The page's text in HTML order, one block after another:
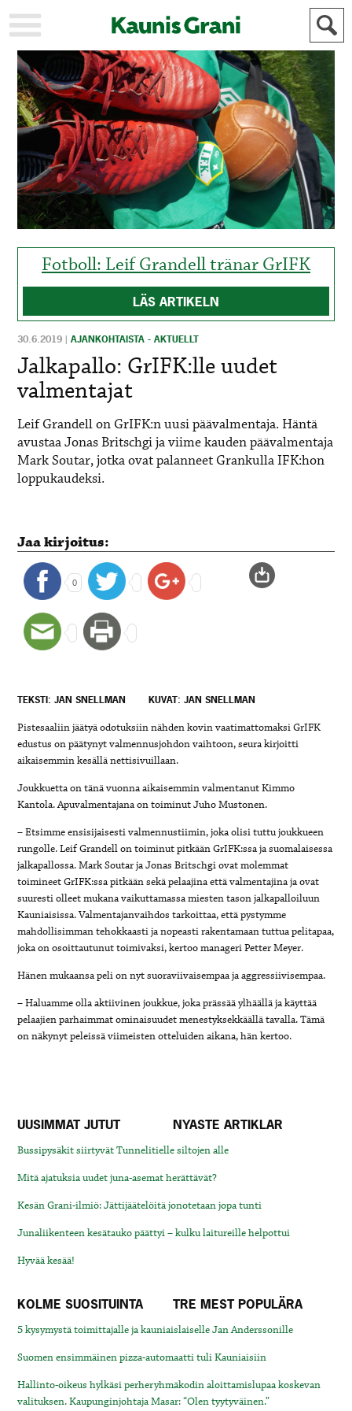
KAUPUNKI
STADEN
AJANKOHTAISTA
AKTUELLT
URHEILU
IDROTT
KULTTUURI
KULTUR
HISTORIA
HISTORIA
YLEINEN
ALLMÄN
MAINOSTAJILLE
FÖR
ANNONSÖRER
Fotboll: Leif Grandell tränar GrIFK
LÄS ARTIKELN
30.6.2019 |AJANKOHTAISTA - AKTUELLT
Jalkapallo: GrIFK:lle uudet
valmentajat
Leif Grandell on GrIFK:n uusi päävalmentaja. Häntä
avustaa Jonas Britschgi ja viime kauden päävalmentaja
Mark Soutar, jotka ovat palanneet Grankulla IFK:hon
loppukaudeksi.
Jaa kirjoitus:
0
TEKSTI: JAN SNELLMAN KUVAT: JAN SNELLMAN
Pistesaaliin jäätyä odotuksiin nähden kovin vaatimattomaksi GrIFK
edustus on päätynyt valmennusjohdon vaihtoon, seura kirjoitti
aikaisemmin kesällä nettisivuillaan.
Joukkuetta on tänä vuonna aikaisemmin valmentanut Kimmo
Kantola. Apuvalmentajana on toiminut Juho Mustonen.
– Etsimme ensisijaisesti valmennustiimin, joka olisi tuttu joukkueen
rungolle. Leif Grandell on toiminut pitkään GrIFK:ssa ja suomalaisessa
jalkapallossa. Mark Soutar ja Jonas Britschgi ovat molemmat
toimineet GrIFK:ssa pitkään sekä pelaajina että valmentajina ja ovat
suuresti olleet mukana vaikuttamassa miesten tason jalkapalloiluun
Kauniaisissa. Valmentajanvaihdos tarkoittaa, että pystymme
mahdollisimman tehokkaasti ja nopeasti rakentamaan tuttua pelitapaa,
joka on osoittautunut toimivaksi, kertoo manageri Petter Meyer.
Hänen mukaansa peli on nyt suoraviivaisempaa ja aggressiivisempaa.
– Haluamme olla aktiivinen joukkue, joka prässää ylhäällä ja käyttää
pelaajien parhaimmat ominaisuudet menestyksekkäällä tavalla. Tämä
on näkynyt peleissä viimeisten otteluiden aikana, hän kertoo.
UUSIMMAT JUTUT NYASTE ARTIKLAR
Bussipysäkit siirtyvät Tunnelitielle siltojen alle
Mitä ajatuksia uudet juna-asemat herättävät?
Kesän Grani-ilmiö: Jättijäätelöitä jonotetaan jopa tunti
Junaliikenteen kesätauko päättyi – kulku laitureille helpottui
Hyvää kesää!
KOLME SUOSITUINTA TRE MEST POPULÄRA
5 kysymystä toimittajalle ja kauniaislaiselle Jan Anderssonille
Suomen ensimmäinen pizza-automaatti tuli Kauniaisiin
Hallinto-oikeus hylkäsi perheryhmäkodin aloittamislupaa koskevan
valituksen. Kaupunginjohtaja Masar: “Olen tyytyväinen.”